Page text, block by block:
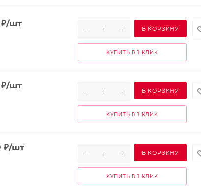
₽/шт
В КОРЗИНУ
КУПИТЬ В 1 КЛИК
₽/шт
В КОРЗИНУ
КУПИТЬ В 1 КЛИК
₽/шт
В КОРЗИНУ
КУПИТЬ В 1 КЛИК